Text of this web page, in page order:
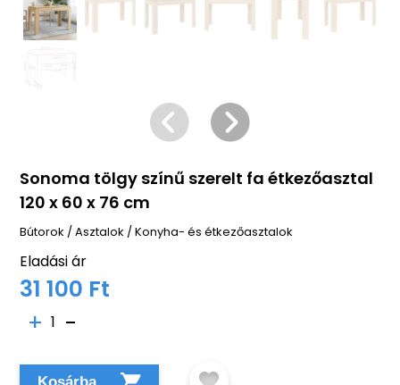
Sonoma tölgy színű szerelt fa étkezőasztal
120 x 60 x 76 cm
Bútorok /Asztalok /Konyha- és étkezőasztalok
Eladási ár
31 100 Ft
1
Kosárba